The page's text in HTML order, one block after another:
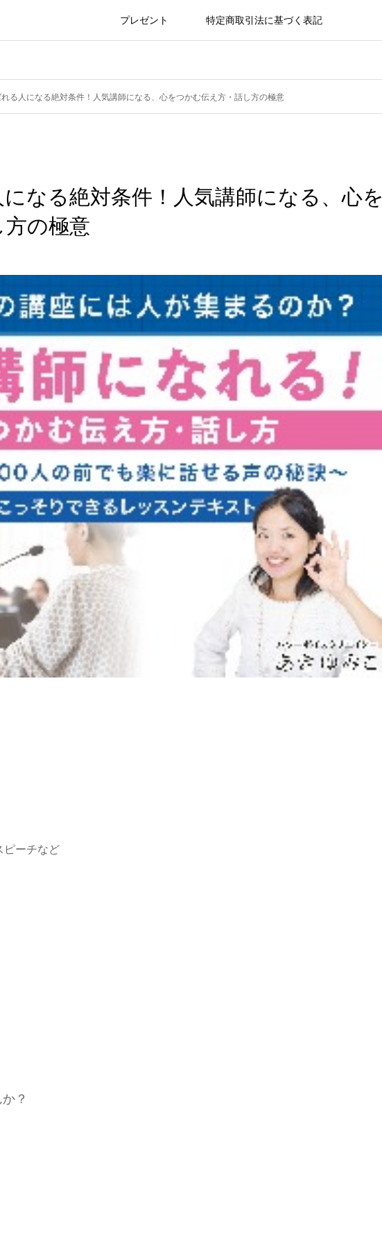
プレゼント 特定商取引法に基づく表記
れる人になる絶対条件！人気講師になる、心をつかむ伝え方・話し方の極意
になる絶対条件！人気講師になる、心を
の極意
ピーチなど
？